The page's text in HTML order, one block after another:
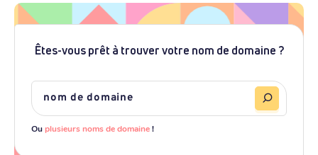
Êtes-vous prêt à trouver votre nom de domaine ?
Ouplusieurs noms de domaine!